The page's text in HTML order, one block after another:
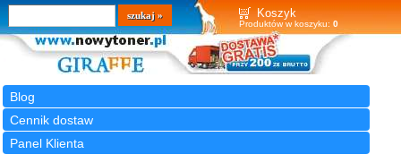
Koszyk
Produktów w koszyku: 0
Blog
Cennik dostaw
Panel Klienta
Wyszukiwarka
szukaj